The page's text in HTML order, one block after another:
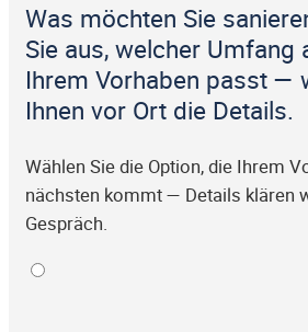
Was möchten Sie
Sie aus, welcher Umfang
Ihrem Vorhaben passt —
Ihnen vor Ort die Details.
Wählen Sie die Option, die Ihrem
nächsten kommt — Details klären
Gespräch.